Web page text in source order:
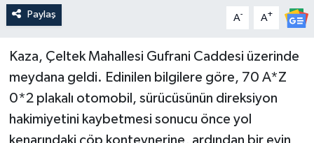
Paylaş A- A+
Kaza, Çeltek Mahallesi Gufrani Caddesi üzerinde
meydana geldi. Edinilen bilgilere göre, 70 A*Z
0*2 plakalı otomobil, sürücüsünün direksiyon
hakimiyetini kaybetmesi sonucu önce yol